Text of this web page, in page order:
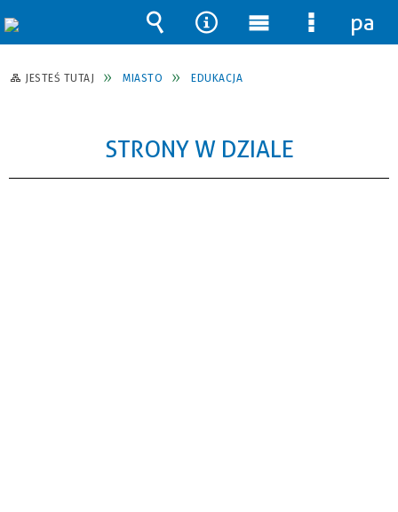
JESTEŚ TUTAJ MIASTO EDUKACJA
STRONY W DZIALE
Wyszukiwarka
Narzędzia
MenuMenu